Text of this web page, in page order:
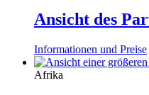
Ansicht des
Informationen und Preise
Afrika